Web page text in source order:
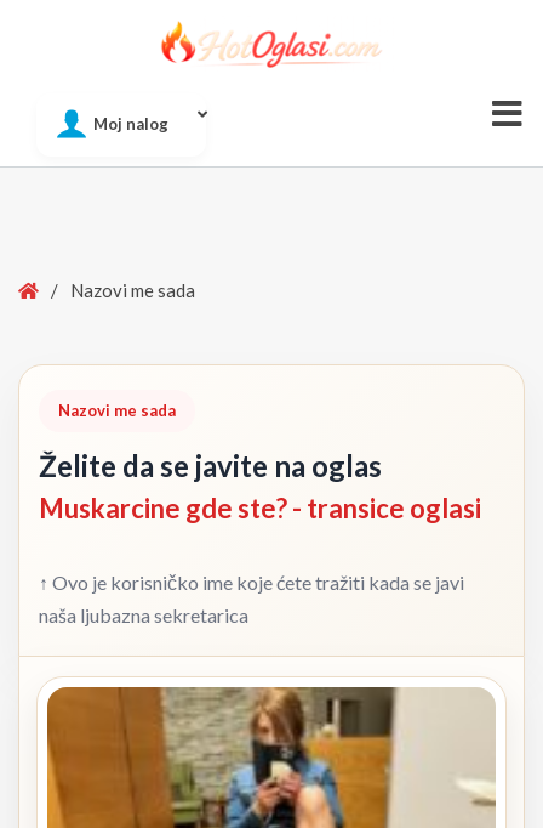
Moj nalog
Home
/ Nazovi me sada
Nazovi me sada
Želite da se javite na oglas
Muskarcine gde ste? - transice oglasi
↑ Ovo je korisničko ime koje ćete tražiti kada se javi
naša ljubazna sekretarica